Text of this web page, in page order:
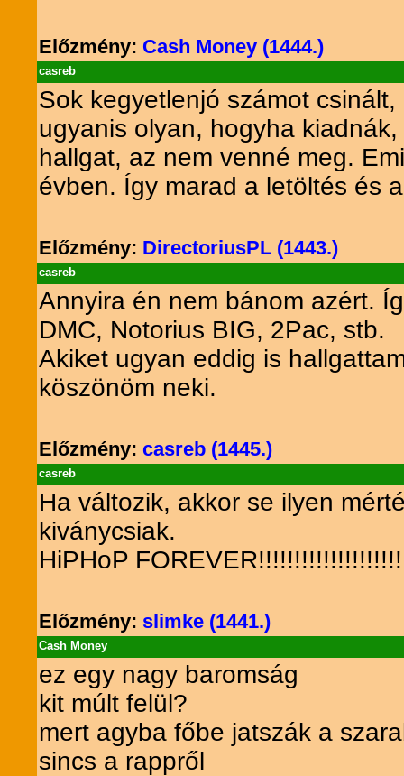
Előzmény: Cash Money (1444.)
casreb
Sok kegyetlenjó számot
ugyanis olyan, hogyha
hallgat, az nem venné meg.
évben. Így marad a letöltés és
Előzmény: DirectoriusPL (1443.)
casreb
Annyira én nem bánom azért.
DMC, Notorius BIG, 2Pac, stb.
Akiket ugyan eddig is
köszönöm neki.
Előzmény:casreb (1445.)
casreb
Ha változik, akkor se ilyen
kiványcsiak.
HiPHoP
Előzmény: slimke (1441.)
Cash Money
ez egy nagy baromság
kit múlt felül?
mert agyba főbe jatszák a
sincs a rappről